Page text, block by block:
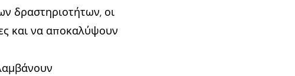
δραστηριοτήτων, οι
και να αποκαλύψουν